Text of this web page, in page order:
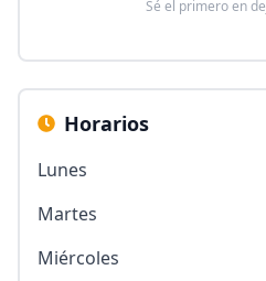
Sé el primero en
Horarios
Lunes
Martes
Miércoles